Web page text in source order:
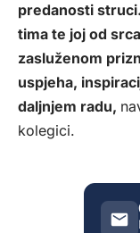
predanosti
tima te joj od
zasluženom
uspjeha,
daljnjem radu,
kolegici.